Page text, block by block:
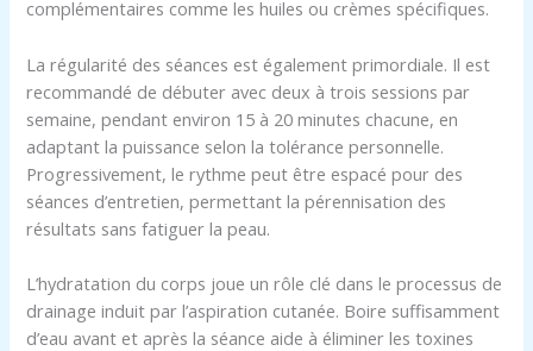
complémentaires comme les huiles ou crèmes spécifiques.
La régularité des séances est également primordiale. Il est
recommandé de débuter avec deux à trois sessions par
semaine, pendant environ 15 à 20 minutes chacune, en
adaptant la puissance selon la tolérance personnelle.
Progressivement, le rythme peut être espacé pour des
séances d’entretien, permettant la pérennisation des
résultats sans fatiguer la peau.
L’hydratation du corps joue un rôle clé dans le processus de
drainage induit par l’aspiration cutanée. Boire suffisamment
d’eau avant et après la séance aide à éliminer les toxines